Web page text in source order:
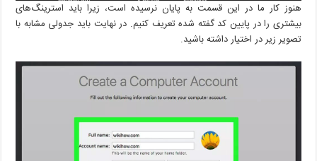
هنوز کار ما در این قسمت به پایان نرسیده است، زیرا باید استرینگ‌های
بیشتری را در پایین کد گفته شده تعریف کنیم. در نهایت باید جدولی مشابه با
تصویر زیر در اختیار داشته باشید.